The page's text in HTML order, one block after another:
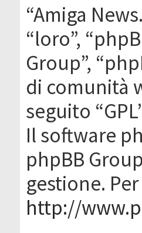
“Amiga
“loro”,
Group”,
di comunità
seguito
Il software
phpBB
gestione.
http://